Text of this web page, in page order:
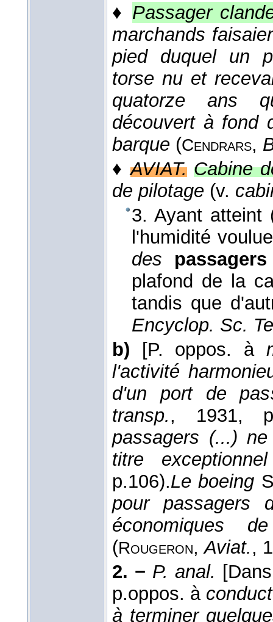
♦ Passager
marchands
pied duquel un
torse nu et
quatorze ans
découvert à fond
barque (Cendrars,
♦AVIAT. Cabine
de pilotage (v.
3. Ayant atteint
l'humidité
des
passagers
plafond de la
tandis que
Encyclop. Sc.
b)
[P. oppos. à
l'activité
d'un port de
transp., 1931,
passagers (...)
titre exceptionnel
p.106).Le boeing
pour passagers
économiques
(Rougeron,Aviat.,
2. − P. anal.
p.oppos. à
à terminer